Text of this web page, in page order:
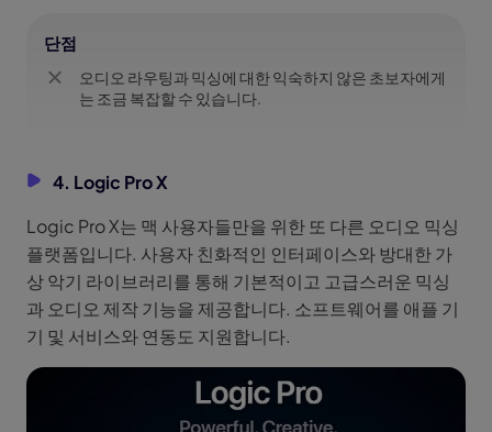
단점
오디오 라우팅과 믹싱에 대한 익숙하지 않은 초보자에게
는 조금 복잡할 수 있습니다.
4. Logic Pro X
Logic Pro X는 맥 사용자들만을 위한 또 다른 오디오 믹싱
플랫폼입니다. 사용자 친화적인 인터페이스와 방대한 가
상 악기 라이브러리를 통해 기본적이고 고급스러운 믹싱
과 오디오 제작 기능을 제공합니다. 소프트웨어를 애플 기
기 및 서비스와 연동도 지원합니다.